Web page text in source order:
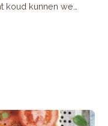
koud kunnen we…